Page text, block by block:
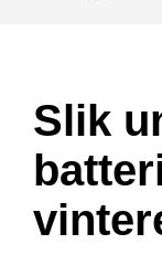
Slik